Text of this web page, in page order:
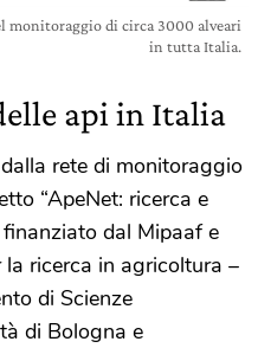
monitoraggio di circa 3000 alveari
in tutta Italia.
api in Italia
rete di monitoraggio
“ApeNet: ricerca e
dal Mipaaf e
ricerca in agricoltura –
di Scienze
di Bologna e